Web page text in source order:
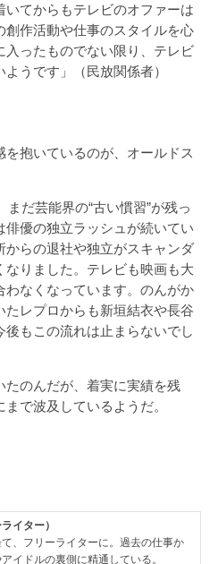
てからもテレビのオファーは
創作活動や仕事のスタイルを心
ったものでない限り、テレビ
うです」（民放関係者）
抱いているのが、オールドス
まだ芸能界の“古い慣習”が残っ
優の独立ラッシュが続いてい
らの退社や独立がスキャンダ
りました。テレビも映画も大
なくなっています。のんがか
レプロからも新垣結衣や長谷
もこの流れは止まらないでし
のんだが、着実に実績を残
で波及しているようだ。
イター）
、フリーライターに。過去の仕事か
イドルの裏側に精通している。